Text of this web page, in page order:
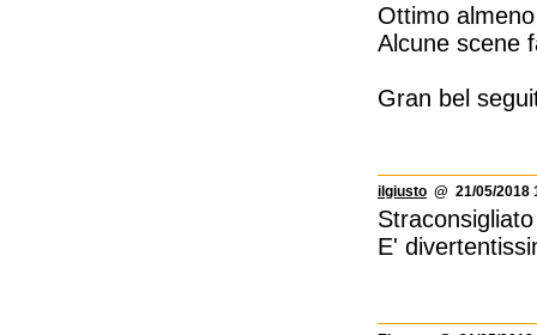
Ottimo
Alcune scene
Gran bel
ilgiusto @ 21/05/2018
E'